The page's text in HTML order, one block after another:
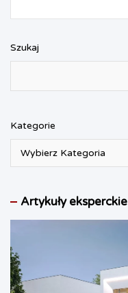
Szukaj
Kategorie
Artykuły eksperckie